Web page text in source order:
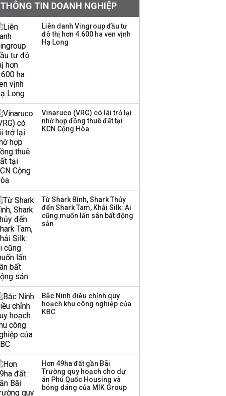
Quan chức Fed: 'Đã đến
lúc tăng lãi suất, người
dân vẫn bám trụ được
thôi'
Doanh nghiệp điện sở
hữu gần 25.000 tỷ đồng
hàng không trích lập dự
phòng hàng nghìn tỷ
đồng khoản phải thu từ
Bamboo Airways
THÔNG TIN DOANH NGHIỆP
Liên danh Vingroup đầu tư
đô thị hơn 4.600 ha ven vịnh
Hạ Long
Vinaruco (VRG) có lãi trở lại
nhờ hợp đồng thuê đất tại
KCN Cộng Hòa
Từ Shark Bình, Shark Thủy
đến Shark Tam, Khải Silk: Ai
cũng muốn lấn sân bất động
sản
Bắc Ninh điều chỉnh quy
hoạch khu công nghiệp của
KBC
Hơn 49ha đất gần Bãi
Trường quy hoạch cho dự
án Phú Quốc Housing và
bóng dáng của MIK Group